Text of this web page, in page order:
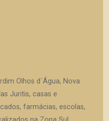
Olhos d´Água, Nova
Juritis, casas e
farmácias, escolas,